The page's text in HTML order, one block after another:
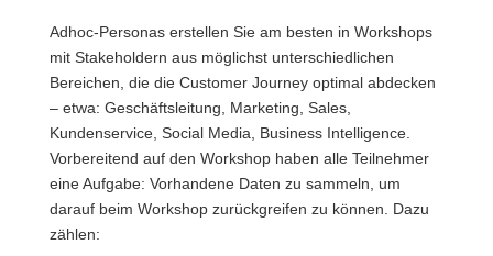
Adhoc-Personas erstellen Sie am besten in Workshops
mit Stakeholdern aus möglichst unterschiedlichen
Bereichen, die die Customer Journey optimal abdecken
– etwa: Geschäftsleitung, Marketing, Sales,
Kundenservice, Social Media, Business Intelligence.
Vorbereitend auf den Workshop haben alle Teilnehmer
eine Aufgabe: Vorhandene Daten zu sammeln, um
darauf beim Workshop zurückgreifen zu können. Dazu
zählen: